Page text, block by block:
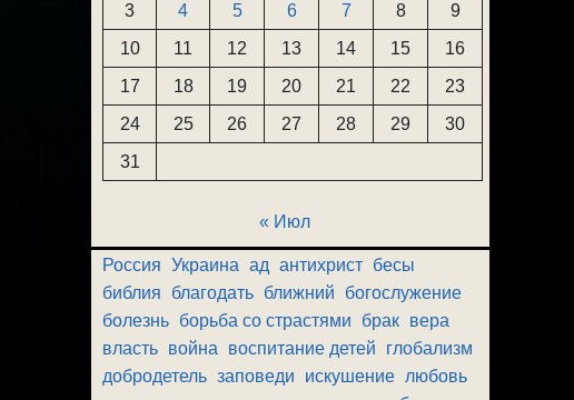
3
4 5 6 7 8
9
10
11 12 13 14 15
16
17
18 19 20 21 22
23
24
25 26 27 28 29
30
31
« Июл
Россия Украина ад антихрист бесы
библия
благодать ближний
богослужение
болезнь борьба со страстями брак вера
власть война воспитание детей
глобализм
добродетель заповеди искушение любовь